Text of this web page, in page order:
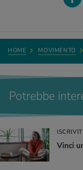
HOME MOVIMENTO
Potrebbe
Vinci